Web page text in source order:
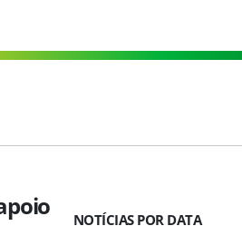
NOTÍCIAS POR DATA